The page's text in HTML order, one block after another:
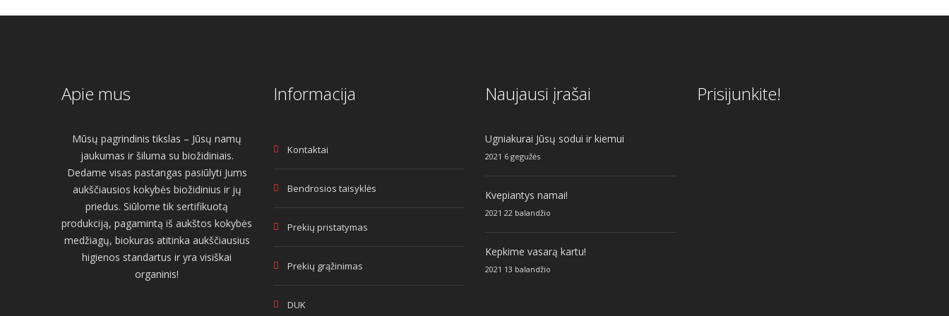
Apie mus
Mūsų pagrindinis tikslas – Jūsų namų
jaukumas ir šiluma su biožidiniais.
Dedame visas pastangas pasiūlyti Jums
aukščiausios kokybės biožidinius ir jų
priedus. Siūlome tik sertifikuotą
produkciją, pagamintą iš aukštos kokybės
medžiagų, biokuras atitinka aukščiausius
higienos standartus ir yra visiškai
organinis!
Informacija
Kontaktai
Bendrosios taisyklės
Prekių pristatymas
Prekių grąžinimas
DUK
Naujausi įrašai
Ugniakurai Jūsų sodui ir kiemui
2021 6 gegužės
Kvepiantys namai!
2021 22 balandžio
Kepkime vasarą kartu!
2021 13 balandžio
Prisijunkite!